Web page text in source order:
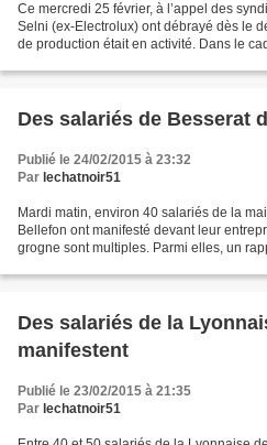
Ce mercredi 25 février, à l’appel des
Selni (ex-Electrolux) ont débrayé dès le
de production était en activité. Dans le
Des salariés de Besserat
Publié le 24/02/2015 à 23:32
Par lechatnoir51
Mardi matin, environ 40 salariés de la
Bellefon ont manifesté devant leur
grogne sont multiples. Parmi elles, un
Des salariés de la
manifestent
Publié le 23/02/2015 à 21:35
Par lechatnoir51